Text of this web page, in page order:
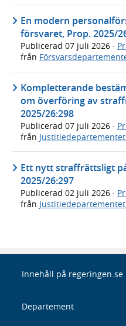
En modern
försvaret, Prop. 2025/
Publicerad 07 juli 2026 ·
från
Kompletterande
om överföring av
2025/26:298
Publicerad 07 juli 2026 ·
från Justitiedepartementet
Ett nytt straffrättsligt
2025/26:297
Publicerad 02 juli 2026 ·
från Justitiedepartementet
Innehåll på regeringen.se
Departement